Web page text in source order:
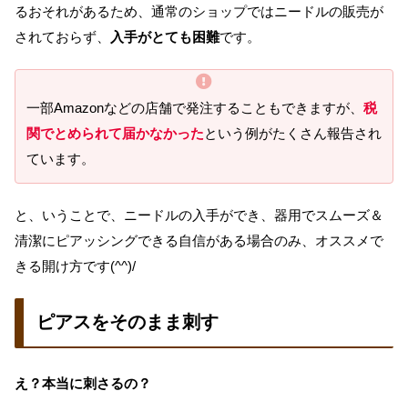
るおそれがあるため、通常のショップではニードルの販売が
されておらず、
入手がとても困難です。
一部Amazonなどの店舗で発注することもできますが、 税
関でとめられて届かなかったという例がたくさん報告され
ています。
と、いうことで、ニードルの入手ができ、器用でスムーズ＆
清潔にピアッシングできる自信がある場合のみ、オススメで
きる開け方です(^^)/
ピアスをそのまま刺す
え？本当に刺さるの？